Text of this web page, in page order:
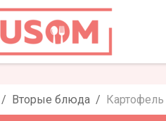
Картофель
Вторые блюда